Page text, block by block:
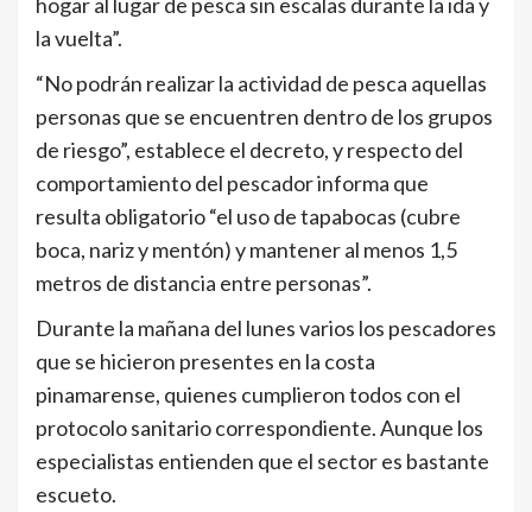
la vuelta”.
“No podrán realizar la actividad de pesca aquellas
personas que se encuentren dentro de los grupos
de riesgo”, establece el decreto, y respecto del
comportamiento del pescador informa que
resulta obligatorio “el uso de tapabocas (cubre
boca, nariz y mentón) y mantener al menos 1,5
metros de distancia entre personas”.
Durante la mañana del lunes varios los pescadores
que se hicieron presentes en la costa
pinamarense, quienes cumplieron todos con el
protocolo sanitario correspondiente. Aunque los
especialistas entienden que el sector es bastante
escueto.